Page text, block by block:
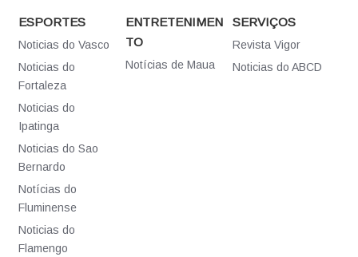
ESPORTES
Noticias do Vasco
Noticias do
Fortaleza
Noticias do
Ipatinga
Noticias do Sao
Bernardo
Notícias do
Fluminense
Noticias do
Flamengo
ENTRETENIMEN
TO
Notícias de Maua
SERVIÇOS
Revista Vigor
Noticias do ABCD